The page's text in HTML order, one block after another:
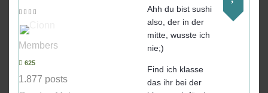
Members
625
1.877 posts
Ahh du bist sushi
also, der in der
mitte, wusste ich
nie;)
Find ich klasse
das ihr bei der